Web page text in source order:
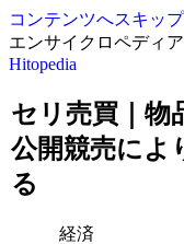
コンテンツへスキップ
エンサイクロペディ
Hitopedia
セリ売買｜物
公開競売によ
る
経済